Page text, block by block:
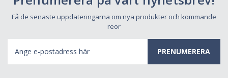
Få de senaste uppdateringarna om nya produkter och kommande
reor
postadress